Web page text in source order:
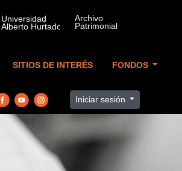
SITIOS DE INTERÉS FONDOS
Iniciar sesión